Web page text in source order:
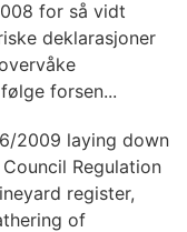
for så vidt
deklarasjoner
forsen...
2009 laying down
Regulation
register,
of